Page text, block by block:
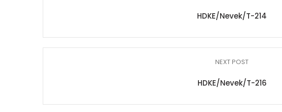
HDKE/Nevek/T-214
NEXT POST
HDKE/Nevek/T-216